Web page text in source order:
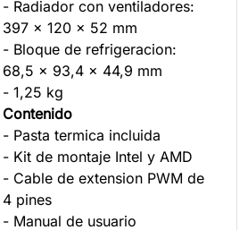
- Radiador con ventiladores:
397 x 120 x 52 mm
- Bloque de refrigeracion:
68,5 x 93,4 x 44,9 mm
- 1,25 kg
Contenido
- Pasta termica incluida
- Kit de montaje Intel y AMD
- Cable de extension PWM de
4 pines
- Manual de usuario